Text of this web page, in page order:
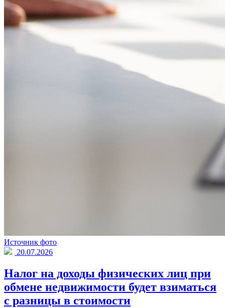
Источник фото
20.07.2026
Налог на доходы физических лиц при
обмене недвижимости будет взиматься
с разницы в стоимости